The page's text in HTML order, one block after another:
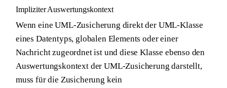
Impliziter Auswertungskontext
Wenn eine UML-Zusicherung direkt der UML-Klasse
eines Datentyps, globalen Elements oder einer
Nachricht zugeordnet ist und diese Klasse ebenso den
Auswertungskontext der UML-Zusicherung darstellt,
muss für die Zusicherung kein